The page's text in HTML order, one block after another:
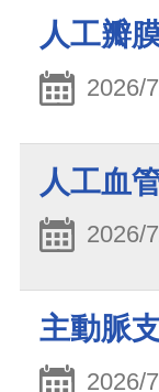
人工瓣
2026/
人工血
2026/
主動脈
2026/